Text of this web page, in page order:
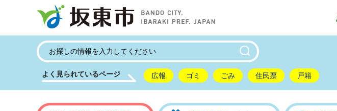
よく見られているページ 広報 ゴミ ごみ 住民票 戸籍